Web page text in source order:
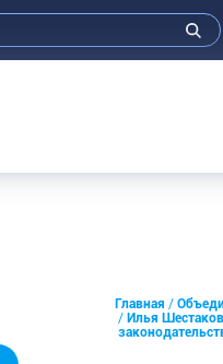
Анонсы
Отраслевые СМИ
Главная
Илья